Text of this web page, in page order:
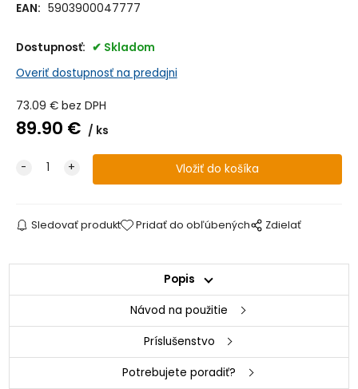
EAN: 5903900047777
Dostupnosť:
Skladom
Overiť dostupnosť na predajni
73.09 € bez DPH
89.90 € ks
Sledovať produkt Pridať do obľúbených Zdielať
Popis
Návod na použitie
Príslušenstvo
Potrebujete poradiť?